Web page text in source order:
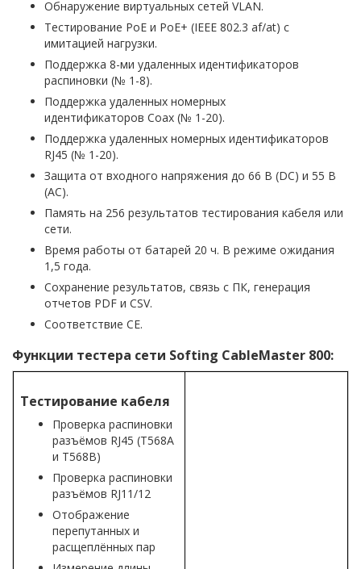
Обнаружение виртуальных сетей VLAN.
Тестирование PoE и PoE+ (IEEE 802.3 af/at) с
имитацией нагрузки.
Поддержка 8-ми удаленных идентификаторов
распиновки (№ 1-8).
Поддержка удаленных номерных
идентификаторов Coax (№ 1-20).
Поддержка удаленных номерных идентификаторов
RJ45 (№ 1-20).
Защита от входного напряжения до 66 В (DC) и 55 В
(AC).
Память на 256 результатов тестирования кабеля или
сети.
Время работы от батарей 20 ч. В режиме ожидания
1,5 года.
Сохранение результатов, связь с ПК, генерация
отчетов PDF и CSV.
Соответствие CE.
Функции тестера сети Softing CableMaster 800:
Тестирование кабеля
Проверка распиновки
разъёмов RJ45 (T568A
и T568B)
Проверка распиновки
разъёмов RJ11/12
Отображение
перепутанных и
расщеплённых пар